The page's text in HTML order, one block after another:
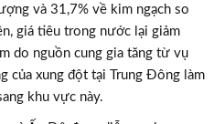
và 31,7% về kim ngạch so
giá tiêu trong nước lại giảm
do nguồn cung gia tăng từ vụ
của xung đột tại Trung Đông làm
khu vực này.